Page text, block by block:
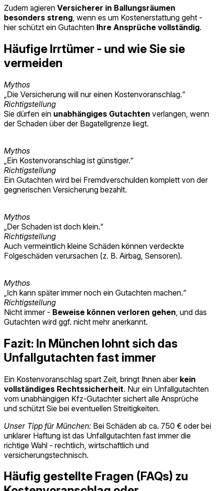
Zudem agieren Versicherer in Ballungsräumen
besonders streng , wenn es um Kostenerstattung geht -
hier schützt ein Gutachten Ihre Ansprüche vollständig.
Häufige Irrtümer - und wie Sie sie
vermeiden
Mythos
„Die Versicherung will nur einen Kostenvoranschlag.“
Richtigstellung
Sie dürfen ein unabhängiges Gutachten verlangen, wenn
der Schaden über der Bagatellgrenze liegt.
Mythos
„Ein Kostenvoranschlag ist günstiger.“
Richtigstellung
Ein Gutachten wird bei Fremdverschulden komplett von der
gegnerischen Versicherung bezahlt.
Mythos
„Der Schaden ist doch klein.“
Richtigstellung
Auch vermeintlich kleine Schäden können verdeckte
Folgeschäden verursachen (z. B. Airbag, Sensoren).
Mythos
„Ich kann später immer noch ein Gutachten machen.“
Richtigstellung
Nicht immer - Beweise können verloren gehen , und das
Gutachten wird ggf. nicht mehr anerkannt.
Fazit: In München lohnt sich das
Unfallgutachten fast immer
Ein Kostenvoranschlag spart Zeit, bringt Ihnen aber kein
vollständiges Rechtssicherheit. Nur ein Unfallgutachten
vom unabhängigen Kfz-Gutachter sichert alle Ansprüche
und schützt Sie bei eventuellen Streitigkeiten.
Unser Tipp für München: Bei Schäden ab ca. 750 € oder bei
unklarer Haftung ist das Unfallgutachten fast immer die
richtige Wahl - rechtlich, wirtschaftlich und
versicherungstechnisch.
Häufig gestellte Fragen (FAQs) zu